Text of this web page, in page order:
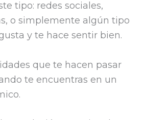
tipo: redes sociales,
o simplemente algún tipo
y te hace sentir bien.
que te hacen pasar
te encuentras en un